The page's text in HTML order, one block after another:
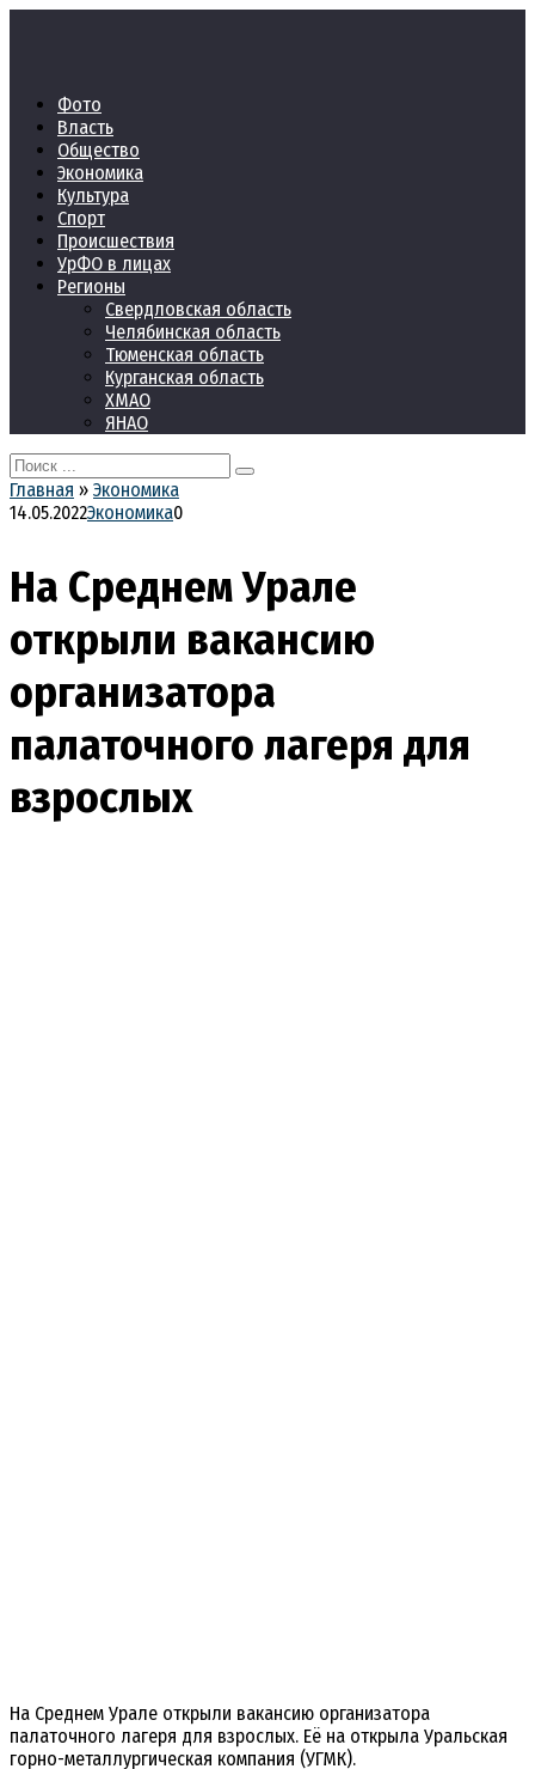
Фото
Власть
Общество
Экономика
Культура
Спорт
Происшествия
УрФО в лицах
Регионы
Свердловская область
Челябинская область
Тюменская область
Курганская область
ХМАО
ЯНАО
Search
for:
Главная » Экономика
14.05.2022Экономика0
На Среднем Урале
открыли вакансию
организатора
палаточного лагеря для
взрослых
На Среднем Урале открыли вакансию организатора
палаточного лагеря для взрослых. Её на открыла Уральская
горно-металлургическая компания (УГМК).